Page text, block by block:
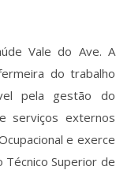
Vale do Ave. A
do trabalho
pela gestão do
serviços externos
e exerce
Técnico Superior de